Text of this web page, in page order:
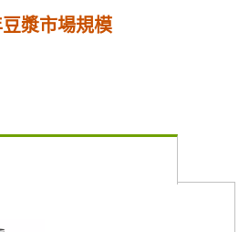
漿市場規模